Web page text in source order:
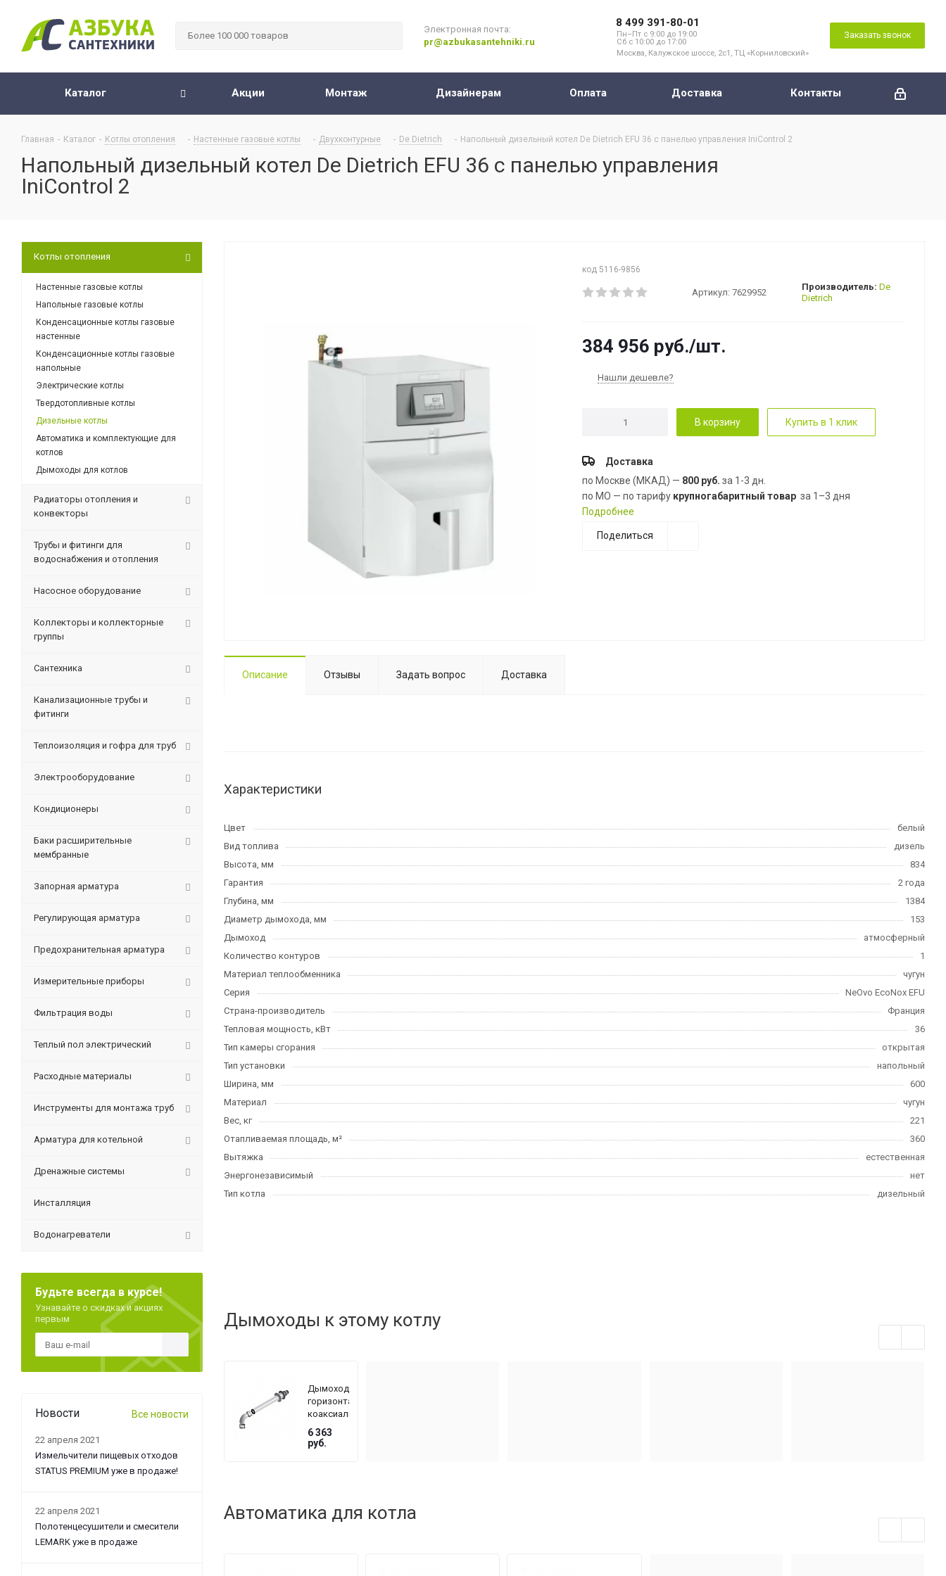
Электронная почта:
pr@azbukasantehniki.ru
8 499 391-80-01
Пн–Пт с 9:00 до 19:00
Сб с 10:00 до 17:00
Москва, Калужское шоссе, 2с1, ТЦ «Корниловский»
Заказать звонок
Каталог Акции Монтаж Дизайнерам Оплата Доставка Контакты
Главная - Каталог - Котлы отопления - Настенные газовые котлы - Двухконтурные - De Dietrich - Напольный дизельный котел De Dietrich EFU 36 с панелью управления IniControl 2
Напольный дизельный котел De Dietrich EFU 36 с панелью управления
IniControl 2
код 5116-9856
Артикул: 7629952
Производитель: De
Dietrich
384 956 руб./шт.
Нашли дешевле?
В корзину Купить в 1 клик
Доставка
по Москве (МКАД) — 800 руб. за 1-3 дн.
по МО — по тарифу крупногабаритный товар за 1–3 дня
Подробнее
Поделиться
Описание Отзывы Задать вопрос Доставка
Характеристики
Цвет
белый
Вид топлива
дизель
Высота, мм
834
Гарантия
2 года
Глубина, мм
1384
Диаметр дымохода, мм
153
Дымоход
атмосферный
Количество контуров
1
Материал теплообменника
чугун
Серия
NeOvo EcoNox EFU
Страна-производитель
Франция
Тепловая мощность, кВт
36
Тип камеры сгорания
открытая
Тип установки
напольный
Ширина, мм
600
Материал
чугун
Вес, кг
221
Отапливаемая площадь, м²
360
Вытяжка
естественная
Энергонезависимый
нет
Тип котла
дизельный
Дымоходы к этому котлу
Дымоход
горизонтальный
коаксиальный
De
Dietrich
DY 908 Ø
6 363
руб.
Автоматика для котла
Котлы отопления
Настенные газовые котлы
Напольные газовые котлы
Конденсационные котлы газовые
настенные
Конденсационные котлы газовые
напольные
Электрические котлы
Твердотопливные котлы
Дизельные котлы
Автоматика и комплектующие для
котлов
Дымоходы для котлов
Радиаторы отопления и
конвекторы
Трубы и фитинги для
водоснабжения и отопления
Насосное оборудование
Коллекторы и коллекторные
группы
Сантехника
Канализационные трубы и
фитинги
Теплоизоляция и гофра для труб
Электрооборудование
Кондиционеры
Баки расширительные
мембранные
Запорная арматура
Регулирующая арматура
Предохранительная арматура
Измерительные приборы
Фильтрация воды
Теплый пол электрический
Расходные материалы
Инструменты для монтажа труб
Арматура для котельной
Дренажные системы
Инсталляция
Водонагреватели
Будьте всегда в курсе!
Узнавайте о скидках и акциях
первым
Новости Все новости
22 апреля 2021
Измельчители пищевых отходов
STATUS PREMIUM уже в продаже!
22 апреля 2021
Полотенцесушители и смесители
LEMARK уже в продаже